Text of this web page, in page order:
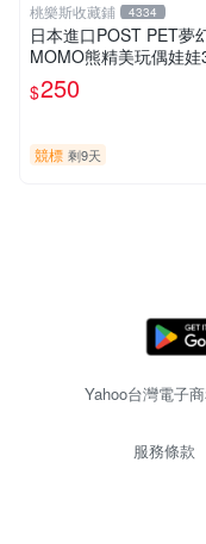
桃樂斯收藏鋪 4334
日本進口POST PET夢
MOMO熊精美玩偶娃娃
$250
競標 剩9天
Yahoo台灣電子
服務條款